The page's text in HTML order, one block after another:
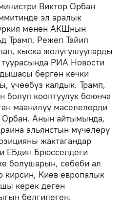
Виктор Орбан
эл аралык
менен АКШнын
Трамп, Режеп Тайип
кыска жолугушууларды
РИА Новости
берген кечки
үчөөбүз калдык. Трамп,
болуп кооптуулук боюнча
маанилүү маселелерди
Орбан. Анын айтымында,
альянстын мүчөлөрү
жактагандар
ЕБдин Брюсселдеги
болушарын, себеби ал
Киев европалык
керек деген
белгилеген.